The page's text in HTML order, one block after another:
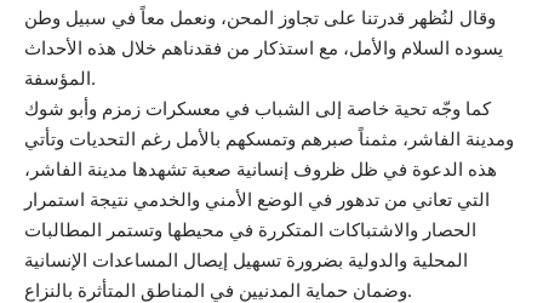
وقال لنُظهر قدرتنا على تجاوز المحن، ونعمل معاً في سبيل وطن
يسوده السلام والأمل، مع استذكار من فقدناهم خلال هذه الأحداث
المؤسفة.
كما وجّه تحية خاصة إلى الشباب في معسكرات زمزم وأبو شوك
ومدينة الفاشر، مثمناً صبرهم وتمسكهم بالأمل رغم التحديات وتأتي
هذه الدعوة في ظل ظروف إنسانية صعبة تشهدها مدينة الفاشر،
التي تعاني من تدهور في الوضع الأمني والخدمي نتيجة استمرار
الحصار والاشتباكات المتكررة في محيطها وتستمر المطالبات
المحلية والدولية بضرورة تسهيل إيصال المساعدات الإنسانية
وضمان حماية المدنيين في المناطق المتأثرة بالنزاع.